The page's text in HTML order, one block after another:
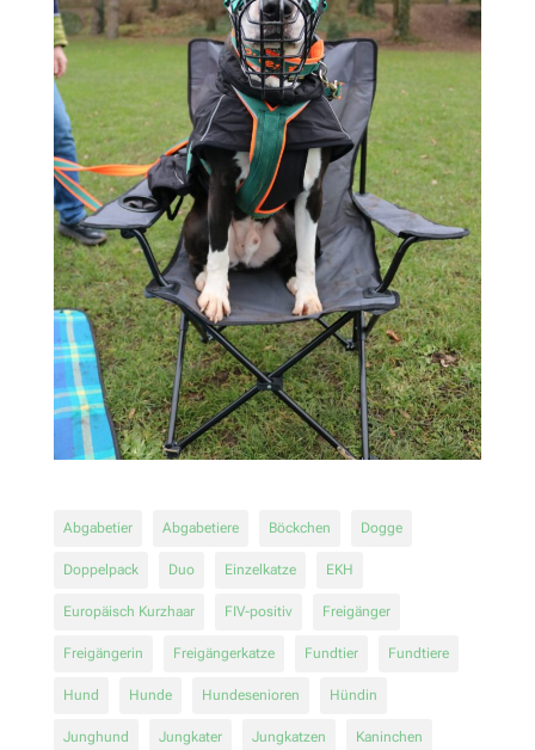
Abgabetier Abgabetiere Böckchen Dogge
Doppelpack Duo Einzelkatze EKH
Europäisch Kurzhaar FIV-positiv Freigänger
Freigängerin Freigängerkatze Fundtier Fundtiere
Hund Hunde Hundesenioren Hündin
Junghund Jungkater Jungkatzen Kaninchen